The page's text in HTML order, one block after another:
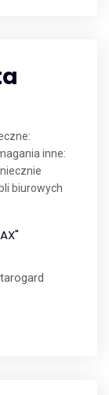
inne:
biurowych